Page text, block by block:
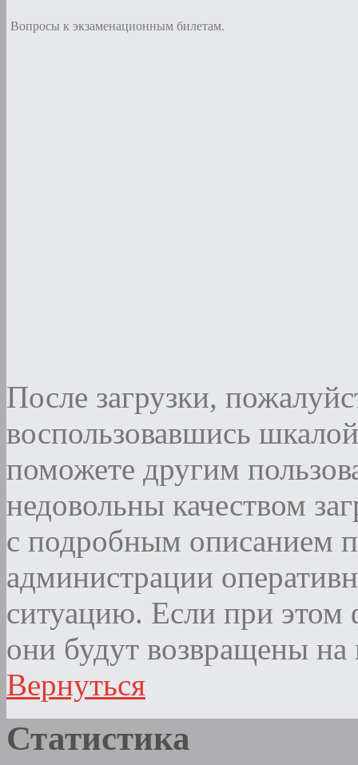
Вопросы к экзаменационным билетам.
После загрузки,
воспользовавшись
поможете другим
недовольны качеством
с подробным описанием
администрации
ситуацию. Если при этом
они будут возвращены на
Вернуться
Статистика